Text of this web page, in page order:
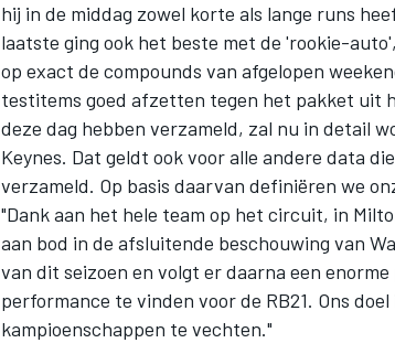
hij in de middag zowel korte als lange runs
laatste ging ook het beste met de 'rookie-
op exact de compounds van afgelopen
testitems goed afzetten tegen het pakket uit
deze dag hebben verzameld, zal nu in detail
Keynes. Dat geldt ook voor alle andere data
verzameld. Op basis daarvan definiëren we
"Dank aan het hele team op het circuit, in
aan bod in de afsluitende beschouwing van
van dit seizoen en volgt er daarna een
performance te vinden voor de RB21. Ons
kampioenschappen te vechten."